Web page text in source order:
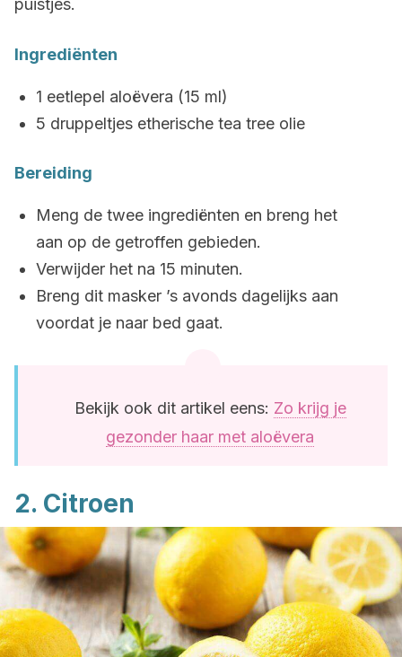
puistjes.
Ingrediënten
1 eetlepel aloëvera (15 ml)
5 druppeltjes etherische tea tree olie
Bereiding
Meng de twee ingrediënten en breng het
aan op de getroffen gebieden.
Verwijder het na 15 minuten.
Breng dit masker ’s avonds dagelijks aan
voordat je naar bed gaat.
Bekijk ook dit artikel eens: Zo krijg je
gezonder haar met aloëvera
2. Citroen